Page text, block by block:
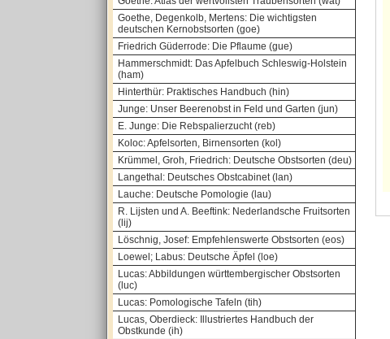
Goethe, Degenkolb, Mertens: Die wichtigsten
deutschen Kernobstsorten (goe)
Friedrich Güderrode: Die Pflaume (gue)
Hammerschmidt: Das Apfelbuch Schleswig-Holstein
(ham)
Hinterthür: Praktisches Handbuch (hin)
Junge: Unser Beerenobst in Feld und Garten (jun)
E. Junge: Die Rebspalierzucht (reb)
Koloc: Apfelsorten, Birnensorten (kol)
Krümmel, Groh, Friedrich: Deutsche Obstsorten (deu)
Langethal: Deutsches Obstcabinet (lan)
Lauche: Deutsche Pomologie (lau)
R. Lijsten und A. Beeftink: Nederlandsche Fruitsorten
(lij)
Löschnig, Josef: Empfehlenswerte Obstsorten (eos)
Loewel; Labus: Deutsche Äpfel (loe)
Lucas: Abbildungen württembergischer Obstsorten
(luc)
Lucas: Pomologische Tafeln (tih)
Lucas, Oberdieck: Illustriertes Handbuch der
Obstkunde (ih)